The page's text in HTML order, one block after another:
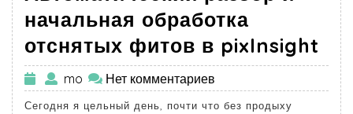
начальная обработка
отснятых фитов в pixInsight
mo Нет комментариев
Сегодня я цельный день, почти что без продыху